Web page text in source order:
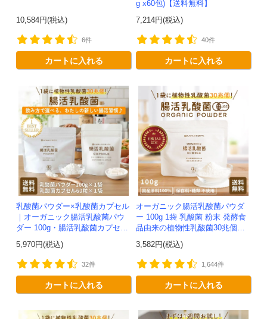
10,584円(税込)
6件
カートに入れる
g x60包)【送料無料】
7,214円(税込)
40件
カートに入れる
乳酸菌パウダー×乳酸菌カプセル
｜オーガニック腸活乳酸菌パウ
ダー 100g・腸活乳酸菌カプセル
【送料無料】*メール便での発送*
5,970円(税込)
32件
カートに入れる
オーガニック腸活乳酸菌パウダ
ー 100g 1袋 乳酸菌 粉末 発酵食
品由来の植物性乳酸菌30兆個入
【送料無料】 *メ...
3,582円(税込)
1,644件
カートに入れる